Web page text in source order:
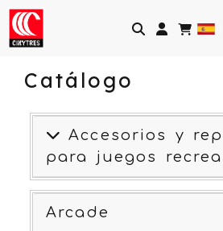
Catálogo
Accesorios y
para juegos
Arcade